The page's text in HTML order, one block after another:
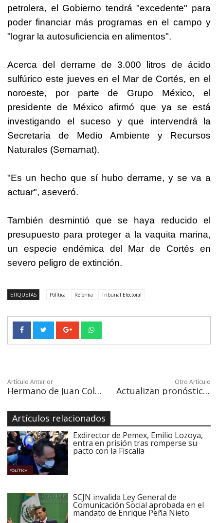
petrolera, el Gobierno tendrá "excedente" para
poder financiar más programas en el campo y
"lograr la autosuficiencia en alimentos".
Acerca del derrame de 3.000 litros de ácido
sulfúrico este jueves en el Mar de Cortés, en el
noroeste, por parte de Grupo México, el
presidente de México afirmó que ya se está
investigando el suceso y que intervendrá la
Secretaría de Medio Ambiente y Recursos
Naturales (Semarnat).
"Es un hecho que sí hubo derrame, y se va a
actuar", aseveró.
También desmintió que se haya reducido el
presupuesto para proteger a la vaquita marina,
un especie endémica del Mar de Cortés en
severo peligro de extinción.
ETIQUETAS Política Reforma Tribunal Electoral
Artículo Anterior
Hermano de Juan Collado dice que acusación a expresidentes por corrupción es un intento de extorsión
Otro Artículo
Actualizan pronóstico de la Temporada de Huracanes en el Atlántico
Artículos relacionados
POLÍTICA
Exdirector de Pemex, Emilio Lozoya,
entra en prisión tras romperse su
pacto con la Fiscalía
SCJN invalida Ley General de
Comunicación Social aprobada en el
mandato de Enrique Peña Nieto